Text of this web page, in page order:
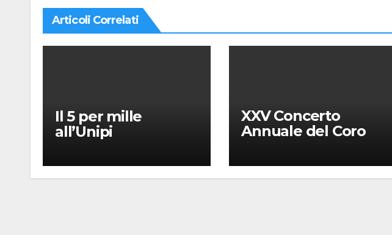
Articoli Correlati
Il 5 per mille
all’Unipi
XXV Concerto
Annuale del Coro
“Messa in gloria” di
Giacomo Puccini